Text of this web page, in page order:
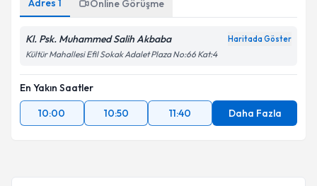
Adres 1 Online Görüşme
Kl. Psk. Muhammed Salih Akbaba Haritada Göster
Kültür Mahallesi Efil Sokak Adalet Plaza No:66 Kat:4
En Yakın Saatler
10:00
10:50 11:40 Daha Fazla